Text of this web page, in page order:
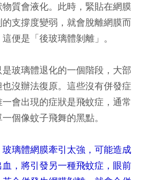
質會液化。此時，緊貼在網膜
支撐度變弱，就會脫離網膜而
便是「後玻璃體剝離」。
是玻璃體退化的一個階段，大部
沒辦法復原。這些沒有併發症
會出現的症狀是飛蚊症，通常
個像蚊子飛舞的黑點。
玻璃體網膜牽引太強，可能造成
，將引發另一種飛蚊症，眼前